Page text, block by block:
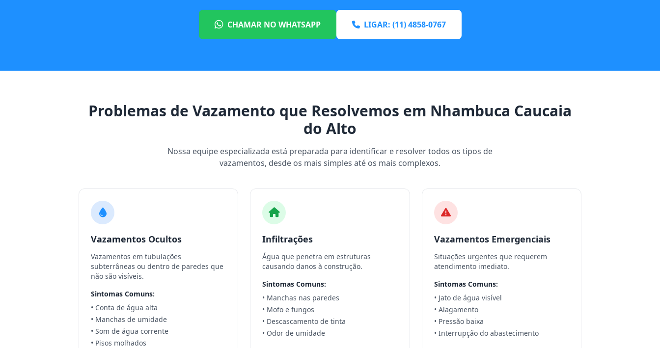
CHAMAR NO WHATSAPP LIGAR: (11) 4858-0767
Problemas de Vazamento que Resolvemos em Nhambuca Caucaia
do Alto
Nossa equipe especializada está preparada para identificar e resolver todos os tipos de
vazamentos, desde os mais simples até os mais complexos.
Vazamentos Ocultos
Vazamentos em tubulações
subterrâneas ou dentro de paredes que
não são visíveis.
Sintomas Comuns:
• Conta de água alta
• Manchas de umidade
• Som de água corrente
• Pisos molhados
Infiltrações
Água que penetra em estruturas
causando danos à construção.
Sintomas Comuns:
• Manchas nas paredes
• Mofo e fungos
• Descascamento de tinta
• Odor de umidade
Vazamentos Emergenciais
Situações urgentes que requerem
atendimento imediato.
Sintomas Comuns:
• Jato de água visível
• Alagamento
• Pressão baixa
• Interrupção do abastecimento